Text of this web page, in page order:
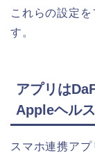
これらの設定
す。
アプリは
Appleヘル
スマホ連携アプ